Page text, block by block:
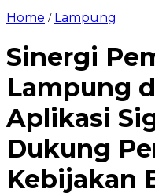
Home / Lampung
Sinergi
Lampung
Aplikasi
Dukung
Kebijakan